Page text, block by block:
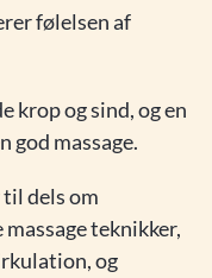
følelsen af
krop og sind, og en
god massage.
til dels om
teknikker,
og